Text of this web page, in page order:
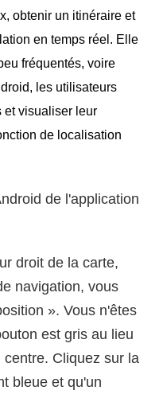
obtenir un itinéraire et
en temps réel. Elle
fréquentés, voire
les utilisateurs
et visualiser leur
de localisation
de l'application
droit de la carte,
navigation, vous
». Vous n'êtes
est gris au lieu
Cliquez sur la
bleue et qu'un